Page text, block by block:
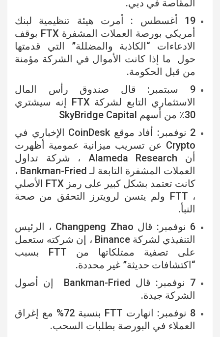
المقاصة في دبي.
19 أغسطس : أمرت هيئة تنظيمية لبنك
أمريكي بورصة العملات المشفرة FTX بوقف
الادعاءات “الكاذبة والمضللة” التي قدمتها
حول ما إذا كانت الأموال في الشركة مؤمنة
من قبل الحكومة.
9 سبتمبر: قال صندوق رأس المال
الاستثماري التابع لشركة FTX إنه سيشتري
30٪ من أسهم SkyBridge Capital
2 نوفمبر: أفاد موقع CoinDesk الإخباري في
Crypto عن تسريب ميزانية عمومية أظهرت
أن Alameda Research ، شركة تداول
العملات المشفرة التابعة لـ Bankman-Fried ،
كانت تعتمد بشكل كبير على رمز FTX الأصلي
، FTT ولم يتسن لرويترز التحقق من صحة
النبأ.
6 نوفمبر: قال Changpeng Zhao ، الرئيس
التنفيذي لشركة Binance ، إن شركته ستعمل
على تصفية ممتلكاتها من FTT بسبب
“اكتشافات حديثة” غير محددة.
7 نوفمبر: قال Bankman-Fried إن أصول
الشركة جيدة.
8 نوفمبر: انهارت FTT بنسبة 72% مع إغراق
العملاء في البورصة بطلبات السحب.